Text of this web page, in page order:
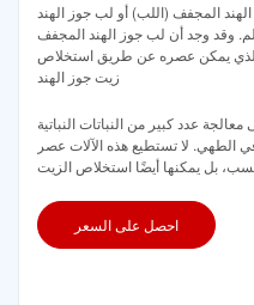
المجفف (اللب) أو لب جوز الهند
وقد وجد أن لب جوز الهند المجفف
الزيت، والذي يمكن عصره عن طريق استخلاص
زيت جوز الهند
عدد كبير من النباتات النباتية
الطهي. لا تستطيع هذه الآلات عصر
بل يمكنها أيضًا استخلاص الزيت
احصل على السعر